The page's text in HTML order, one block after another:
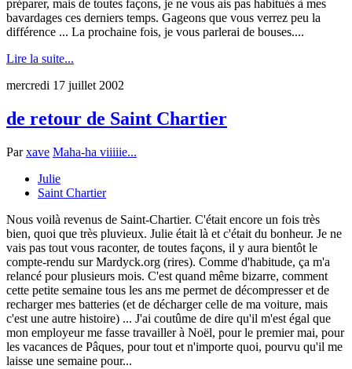
préparer, mais de toutes façons, je ne vous ais pas habitués à mes
bavardages ces derniers temps. Gageons que vous verrez peu la
différence ... La prochaine fois, je vous parlerai de bouses....
Lire la suite...
mercredi 17 juillet 2002
de retour de Saint Chartier
Parxave Maha-ha viiiiie...
Julie
Saint Chartier
Nous voilà revenus de Saint-Chartier. C'était encore un fois très
bien, quoi que très pluvieux. Julie était là et c'était du bonheur. Je ne
vais pas tout vous raconter, de toutes façons, il y aura bientôt le
compte-rendu sur Mardyck.org (rires). Comme d'habitude, ça m'a
relancé pour plusieurs mois. C'est quand même bizarre, comment
cette petite semaine tous les ans me permet de décompresser et de
recharger mes batteries (et de décharger celle de ma voiture, mais
c'est une autre histoire) ... J'ai coutûme de dire qu'il m'est égal que
mon employeur me fasse travailler à Noël, pour le premier mai, pour
les vacances de Pâques, pour tout et n'importe quoi, pourvu qu'il me
laisse une semaine pour...